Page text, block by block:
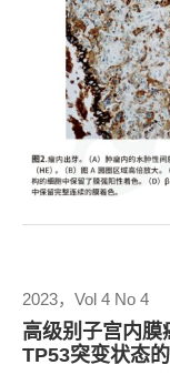
2023，Vol 4 No 4
高级别子宫内膜
TP53突变状态